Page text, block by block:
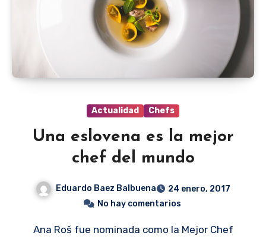
Actualidad Chefs
Una eslovena es la mejor
chef del mundo
Eduardo Baez Balbuena
24 enero, 2017
No hay comentarios
Ana Roš fue nominada como la Mejor Chef